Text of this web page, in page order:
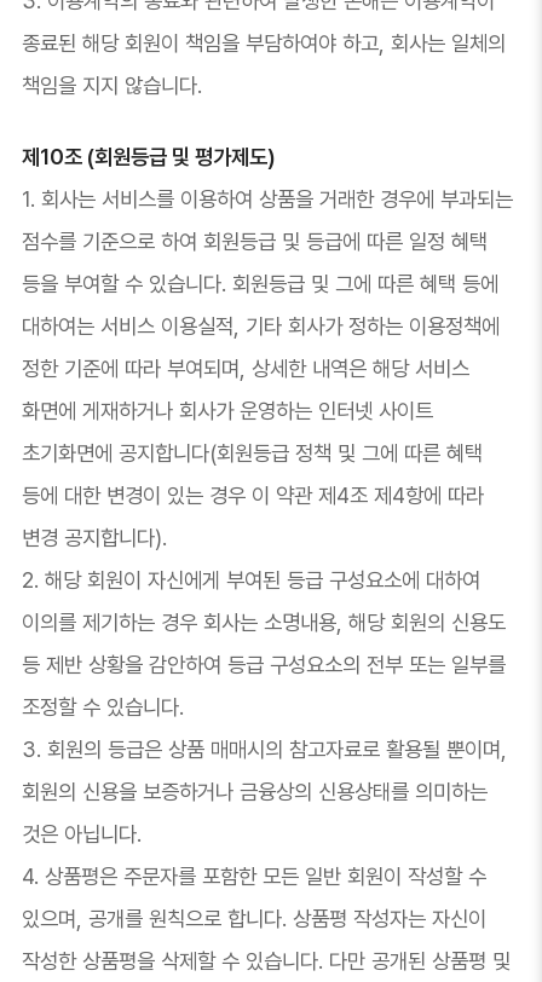
종료된 해당 회원이 책임을 부담하여야 하고, 회사는 일체의
책임을 지지 않습니다.
제10조 (회원등급 및 평가제도)
1. 회사는 서비스를 이용하여 상품을 거래한 경우에 부과되는
점수를 기준으로 하여 회원등급 및 등급에 따른 일정 혜택
등을 부여할 수 있습니다. 회원등급 및 그에 따른 혜택 등에
대하여는 서비스 이용실적, 기타 회사가 정하는 이용정책에
정한 기준에 따라 부여되며, 상세한 내역은 해당 서비스
화면에 게재하거나 회사가 운영하는 인터넷 사이트
초기화면에 공지합니다(회원등급 정책 및 그에 따른 혜택
등에 대한 변경이 있는 경우 이 약관 제4조 제4항에 따라
변경 공지합니다).
2. 해당 회원이 자신에게 부여된 등급 구성요소에 대하여
이의를 제기하는 경우 회사는 소명내용, 해당 회원의 신용도
등 제반 상황을 감안하여 등급 구성요소의 전부 또는 일부를
조정할 수 있습니다.
3. 회원의 등급은 상품 매매시의 참고자료로 활용될 뿐이며,
회원의 신용을 보증하거나 금융상의 신용상태를 의미하는
것은 아닙니다.
4. 상품평은 주문자를 포함한 모든 일반 회원이 작성할 수
있으며, 공개를 원칙으로 합니다. 상품평 작성자는 자신이
작성한 상품평을 삭제할 수 있습니다. 다만 공개된 상품평 및